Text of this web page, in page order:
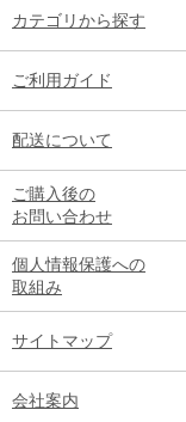
カテゴリから探す
ご利用ガイド
配送について
ご購入後の
お問い合わせ
個人情報保護への
取組み
サイトマップ
会社案内